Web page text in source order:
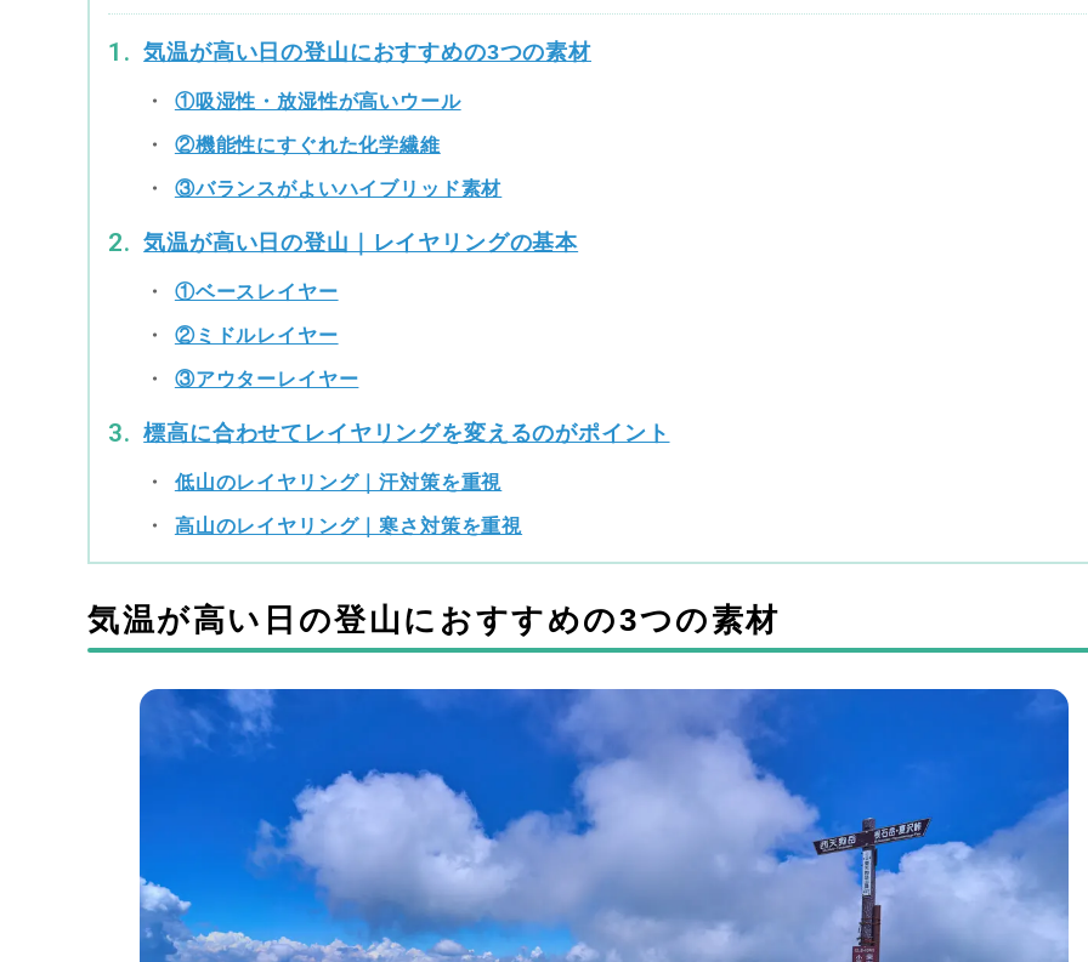
気温が高い日の登山におすすめの3つの素材
①吸湿性・放湿性が高いウール
②機能性にすぐれた化学繊維
③バランスがよいハイブリッド素材
気温が高い日の登山｜レイヤリングの基本
①ベースレイヤー
②ミドルレイヤー
③アウターレイヤー
標高に合わせてレイヤリングを変えるのがポイント
低山のレイヤリング｜汗対策を重視
高山のレイヤリング｜寒さ対策を重視
気温が高い日の登山におすすめの3つの素材